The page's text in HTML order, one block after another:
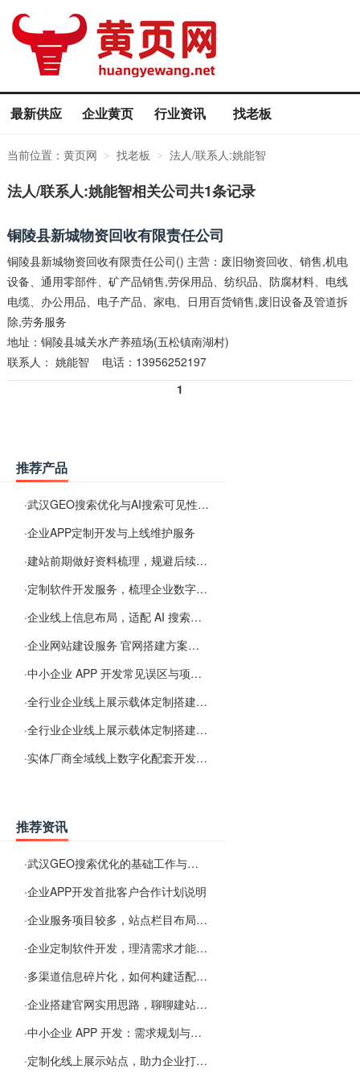
最新供应 企业黄页 行业资讯 找老板
当前位置： 黄页网 > 找老板 > 法人/联系人:姚能智
法人/联系人:姚能智相关公司共1条记录
铜陵县新城物资回收有限责任公司
铜陵县新城物资回收有限责任公司() 主营：废旧物资回收、销售,机电
设备、通用零部件、矿产品销售,劳保用品、纺织品、防腐材料、电线
电缆、办公用品、电子产品、家电、日用百货销售,废旧设备及管道拆
除,劳务服务
地址：铜陵县城关水产养殖场(五松镇南湖村)
联系人： 姚能智 电话：13956252197
1
推荐产品
·武汉GEO搜索优化与AI搜索可见性服务
·企业APP定制开发与上线维护服务
·建站前期做好资料梳理，规避后续各类使用难题
·定制软件开发服务，梳理企业数字化落地常见难点
·企业线上信息布局，适配 AI 搜索需要留意这些要点
·企业网站建设服务 官网搭建方案经验分享
·中小企业 APP 开发常见误区与项目规划实用经验
·全行业企业线上展示载体定制搭建服务
·全行业企业线上展示载体定制搭建服务
·实体厂商全域线上数字化配套开发与地域检索优化服务
推荐资讯
·武汉GEO搜索优化的基础工作与实施思路
·企业APP开发首批客户合作计划说明
·企业服务项目较多，站点栏目布局规划参考思路
·企业定制软件开发，理清需求才能提升数字化落地效率
·多渠道信息碎片化，如何构建适配 AI 检索的品牌信息源
·企业搭建官网实用思路，聊聊建站容易忽视的问题
·中小企业 APP 开发：需求规划与项目落地避坑经验分享
·定制化线上展示站点，助力企业打通线上经营渠道